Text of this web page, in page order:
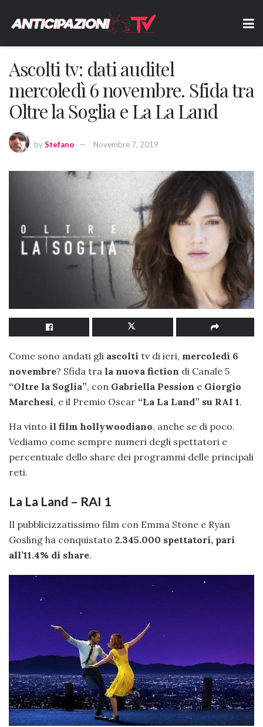
Ascolti tv: dati auditel
mercoledì 6 novembre. Sfida tra
Oltre la Soglia e La La Land
byStefano Novembre 7, 2019
Come sono andati gli ascolti tv di ieri, mercoledì 6
novembre? Sfida tra la nuova fiction di Canale 5
“Oltre la Soglia”, con Gabriella Pession e Giorgio
Marchesi, e il Premio Oscar “La La Land” su RAI 1.
Ha vinto il film hollywoodiano, anche se di poco.
Vediamo come sempre numeri degli spettatori e
percentuale dello share dei programmi delle principali
reti.
La La Land – RAI 1
Il pubblicizzatissimo film con Emma Stone e Ryan
Gosling ha conquistato 2.345.000 spettatori, pari
all’11.4% di share.